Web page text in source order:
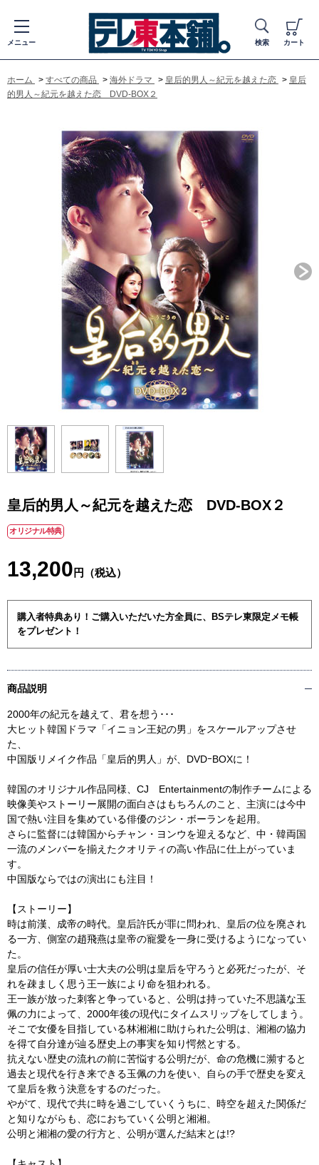
メニュー 検索 カート
ホーム > すべての商品 > 海外ドラマ > 皇后的男人～紀元を越えた恋 > 皇后
的男人～紀元を越えた恋 DVD-BOX２
皇后的男人～紀元を越えた恋 DVD-BOX２
オリジナル特典
13,200 円（税込）
購入者特典あり！ご購入いただいた方全員に、BSテレ東限定メモ帳
をプレゼント！
商品説明
2000年の紀元を越えて、君を想う･･･
大ヒット韓国ドラマ「イニョン王妃の男」をスケールアップさせ
た、
中国版リメイク作品「皇后的男人」が、DVDｰBOXに！
韓国のオリジナル作品同様、CJ Entertainmentの制作チームによる
映像美やストーリー展開の面白さはもちろんのこと、主演には今中
国で熱い注目を集めている俳優のジン・ボーランを起用。
さらに監督には韓国からチャン・ヨンウを迎えるなど、中・韓両国
一流のメンバーを揃えたクオリティの高い作品に仕上がっていま
す。
中国版ならではの演出にも注目！
【ストーリー】
時は前漢、成帝の時代。皇后許氏が罪に問われ、皇后の位を廃され
る一方、側室の趙飛燕は皇帝の寵愛を一身に受けるようになってい
た。
皇后の信任が厚い士大夫の公明は皇后を守ろうと必死だったが、そ
れを疎ましく思う王一族により命を狙われる。
王一族が放った刺客と争っていると、公明は持っていた不思議な玉
佩の力によって、2000年後の現代にタイムスリップをしてしまう。
そこで女優を目指している林湘湘に助けられた公明は、湘湘の協力
を得て自分達が辿る歴史上の事実を知り愕然とする。
抗えない歴史の流れの前に苦悩する公明だが、命の危機に瀕すると
過去と現代を行き来できる玉佩の力を使い、自らの手で歴史を変え
て皇后を救う決意をするのだった。
やがて、現代で共に時を過ごしていくうちに、時空を超えた関係だ
と知りながらも、恋におちていく公明と湘湘。
公明と湘湘の愛の行方と、公明が選んだ結末とは!?